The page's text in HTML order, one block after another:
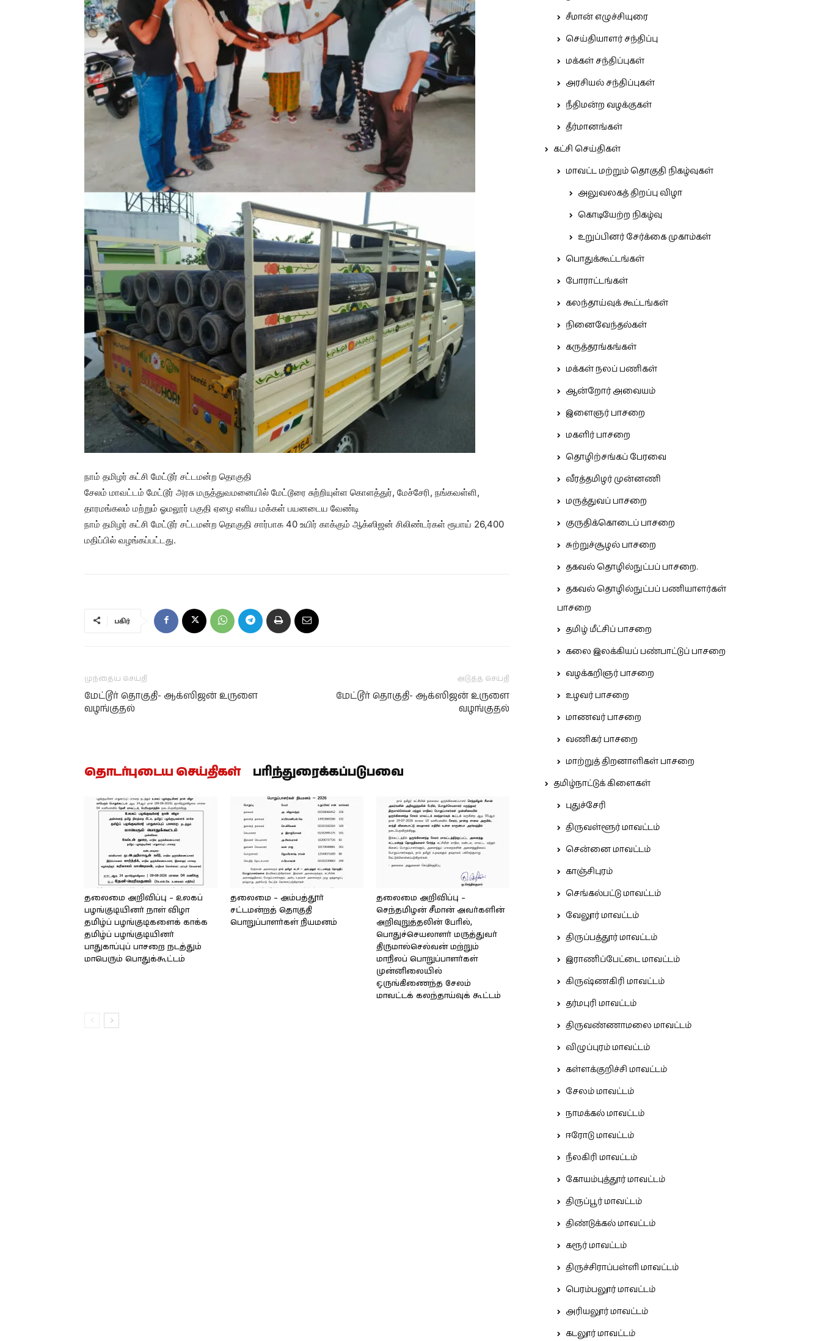
நாம் தமிழர் கட்சி மேட்டூர் சட்டமன்ற தொகுதி
சேலம் மாவட்டம் மேட்டூர் அரசு மருத்துவமனையில் மேட்டூரை சுற்றியுள்ள கொளத்துர், மேச்சேரி, நங்கவள்ளி,
தாரமங்கலம் மற்றும் ஓமலூர் பகுதி ஏழை எளிய மக்கள் பயனடைய வேண்டி
நாம் தமிழர் கட்சி மேட்டூர் சட்டமன்ற தொகுதி சார்பாக 40 உயிர் காக்கும் ஆக்ஸிஜன் சிலிண்டர்கள் ரூபாய் 26,400
மதிப்பில் வழங்கப்பட்டது.
பகிர்
முந்தைய செய்தி
மேட்டூர் தொகுதி- ஆக்ஸிஜன் உருளை
வழங்குதல்
அடுத்த செய்தி
மேட்டூர் தொகுதி- ஆக்ஸிஜன் உருளை
வழங்குதல்
தொடர்புடைய செய்திகள் பரிந்துரைக்கப்படுபவை
தலைமை அறிவிப்பு – உலகப்
பழங்குடியினர் நாள் விழா
தமிழ்ப் பழங்குடிகளைக் காக்க
தமிழ்ப் பழங்குடியினர்
பாதுகாப்புப் பாசறை நடத்தும்
மாபெரும் பொதுக்கூட்டம்
தலைமை – அம்பத்தூர்
சட்டமன்றத் தொகுதி
பொறுப்பாளர்கள் நியமனம்
தலைமை அறிவிப்பு –
செந்தமிழன் சீமான் அவர்களின்
அறிவுறுத்தலின் பேரில்,
பொதுச்செயலாளர் மருத்துவர்
திருமால்செல்வன் மற்றும்
மாநிலப் பொறுப்பாளர்கள்
முன்னிலையில்
ஒருங்கிணைந்த சேலம்
மாவட்டக் கலந்தாய்வுக் கூட்டம்
சீமான் எழுச்சியுரை
செய்தியாளர் சந்திப்பு
மக்கள் சந்திப்புகள்
அரசியல் சந்திப்புகள்
நீதிமன்ற வழக்குகள்
தீர்மானங்கள்
கட்சி செய்திகள்
மாவட்ட மற்றும் தொகுதி நிகழ்வுகள்
அலுவலகத் திறப்பு விழா
கொடியேற்ற நிகழ்வு
உறுப்பினர் சேர்க்கை முகாம்கள்
பொதுக்கூட்டங்கள்
போராட்டங்கள்
கலந்தாய்வுக் கூட்டங்கள்
நினைவேந்தல்கள்
கருத்தரங்கங்கள்
மக்கள் நலப் பணிகள்
ஆன்றோர் அவையம்
இளைஞர் பாசறை
மகளிர் பாசறை
தொழிற்சங்கப் பேரவை
வீரத்தமிழர் முன்னணி
மருத்துவப் பாசறை
குருதிக்கொடைப் பாசறை
சுற்றுச்சூழல் பாசறை
தகவல் தொழில்நுட்பப் பாசறை.
தகவல் தொழில்நுட்பப் பணியாளர்கள்
பாசறை
தமிழ் மீட்சிப் பாசறை
கலை இலக்கியப் பண்பாட்டுப் பாசறை
வழக்கறிஞர் பாசறை
உழவர் பாசறை
மாணவர் பாசறை
வணிகர் பாசறை
மாற்றுத் திறனாளிகள் பாசறை
தமிழ்நாட்டுக் கிளைகள்
புதுச்சேரி
திருவள்ளூர் மாவட்டம்
சென்னை மாவட்டம்
காஞ்சிபுரம்
செங்கல்பட்டு மாவட்டம்
வேலூர் மாவட்டம்
திருப்பத்தூர் மாவட்டம்
இராணிப்பேட்டை மாவட்டம்
கிருஷ்ணகிரி மாவட்டம்
தர்மபுரி மாவட்டம்
திருவண்ணாமலை மாவட்டம்
விழுப்புரம் மாவட்டம்
கள்ளக்குறிச்சி மாவட்டம்
சேலம் மாவட்டம்
நாமக்கல் மாவட்டம்
ஈரோடு மாவட்டம்
நீலகிரி மாவட்டம்
கோயம்புத்தூர் மாவட்டம்
திருப்பூர் மாவட்டம்
திண்டுக்கல் மாவட்டம்
கரூர் மாவட்டம்
திருச்சிராப்பள்ளி மாவட்டம்
பெரம்பலூர் மாவட்டம்
அரியலூர் மாவட்டம்
கடலூர் மாவட்டம்